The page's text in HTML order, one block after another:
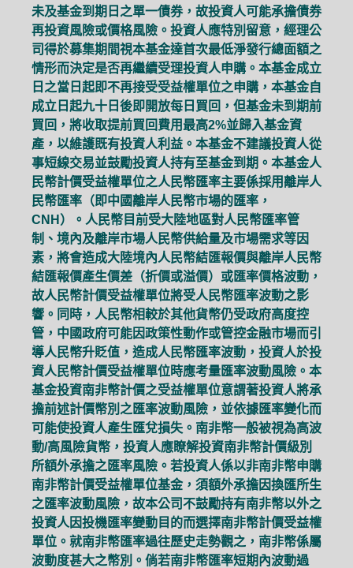
未及基金到期日之單一債券，故投資人可能承擔債券
再投資風險或價格風險。投資人應特別留意，經理公
司得於募集期間視本基金達首次最低淨發行總面額之
情形而決定是否再繼續受理投資人申購。本基金成立
日之當日起即不再接受受益權單位之申購，本基金自
成立日起九十日後即開放每日買回，但基金未到期前
買回，將收取提前買回費用最高2%並歸入基金資
產，以維護既有投資人利益。本基金不建議投資人從
事短線交易並鼓勵投資人持有至基金到期。本基金人
民幣計價受益權單位之人民幣匯率主要係採用離岸人
民幣匯率（即中國離岸人民幣市場的匯率，
CNH）。人民幣目前受大陸地區對人民幣匯率管
制、境內及離岸市場人民幣供給量及市場需求等因
素，將會造成大陸境內人民幣結匯報價與離岸人民幣
結匯報價產生價差（折價或溢價）或匯率價格波動，
故人民幣計價受益權單位將受人民幣匯率波動之影
響。同時，人民幣相較於其他貨幣仍受政府高度控
管，中國政府可能因政策性動作或管控金融市場而引
導人民幣升貶值，造成人民幣匯率波動，投資人於投
資人民幣計價受益權單位時應考量匯率波動風險。本
基金投資南非幣計價之受益權單位意謂著投資人將承
擔前述計價幣別之匯率波動風險，並依據匯率變化而
可能使投資人產生匯兌損失。南非幣一般被視為高波
動/高風險貨幣，投資人應瞭解投資南非幣計價級別
所額外承擔之匯率風險。若投資人係以非南非幣申購
南非幣計價受益權單位基金，須額外承擔因換匯所生
之匯率波動風險，故本公司不鼓勵持有南非幣以外之
投資人因投機匯率變動目的而選擇南非幣計價受益權
單位。就南非幣匯率過往歷史走勢觀之，南非幣係屬
波動度甚大之幣別。倘若南非幣匯率短期內波動過